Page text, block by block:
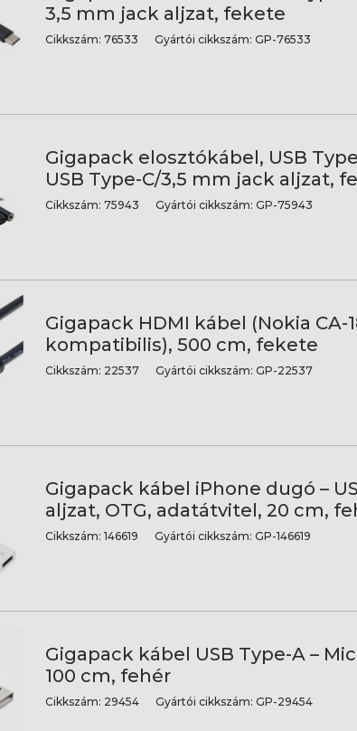
3,5 mm jack aljzat, fekete
Cikkszám: 76533 Gyártói cikkszám: GP-76533
Gigapack elosztókábel, USB
USB Type-C/3,5 mm jack aljzat,
Cikkszám: 75943 Gyártói cikkszám: GP-75943
Gigapack HDMI kábel (Nokia CA-
kompatibilis), 500 cm, fekete
Cikkszám: 22537 Gyártói cikkszám: GP-22537
Gigapack kábel iPhone dugó –
aljzat, OTG, adatátvitel, 20 cm,
Cikkszám: 146619 Gyártói cikkszám: GP-146619
Gigapack kábel USB Type-A –
100 cm, fehér
Cikkszám: 29454 Gyártói cikkszám: GP-29454